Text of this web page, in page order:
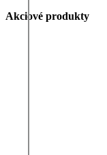
Akciové produkty